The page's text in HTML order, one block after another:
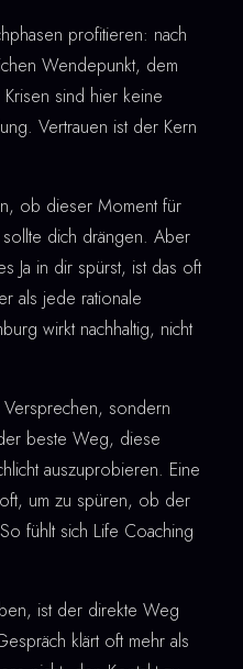
profitieren: nach
Wendepunkt, dem
sind hier keine
Vertrauen ist der Kern
ob dieser Moment für
dich drängen. Aber
Ja in dir spürst, ist das oft
als jede rationale
wirkt nachhaltig, nicht
Versprechen, sondern
beste Weg, diese
auszuprobieren. Eine
um zu spüren, ob der
fühlt sich Life Coaching
ist der direkte Weg
klärt oft mehr als